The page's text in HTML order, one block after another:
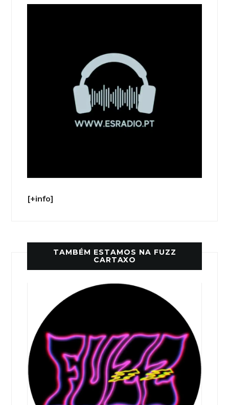
[+info]
TAMBÉM ESTAMOS NA FUZZ
CARTAXO